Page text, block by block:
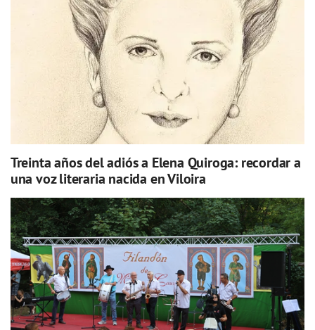
Treinta años del adiós a Elena Quiroga: recordar a
una voz literaria nacida en Viloira